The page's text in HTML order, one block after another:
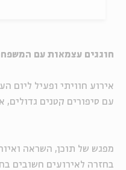
חוגגים עצמאות עם
אירוע חוויתי ופעיל ליום
עם סיפורים קטנים גדולים,
מפגש של תוכן, השראה
בחזרה לאירועים חשובים